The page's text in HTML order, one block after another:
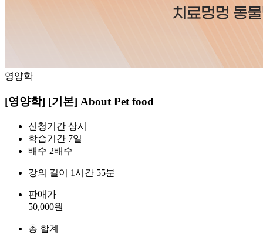
영양학
[영양학] [기본] About Pet food
신청기간 상시
학습기간 7일
배수 2배수
강의 길이 1시간 55분
판매가
50,000원
총 합계